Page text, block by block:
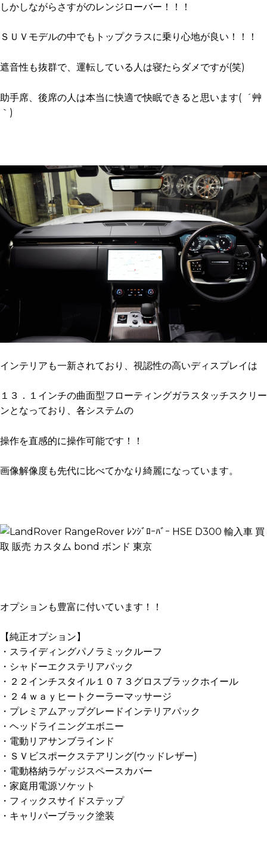
しかしながらさすがのレンジローバー！！！
ＳＵＶモデルの中でもトップクラスに乗り心地が良い！！！
遮音性も抜群で、運転している人は寝たらダメですが(笑)
助手席、後席の人は本当に快適で快眠できると思います( ´艸
｀)
インテリアも一新されており、視認性の高いディスプレイは
１３．１インチの曲面型フローティングガラスタッチスクリー
ンとなっており、各システムの
操作を直感的に操作可能です！！
画像解像度も先代に比べてかなり綺麗になっています。
オプションも豊富に付いています！！
【純正オプション】
・スライディングパノラミックルーフ
・シャドーエクステリアパック
・２２インチスタイル１０７３グロスブラックホイール
・２４ｗａｙヒートクーラーマッサージ
・プレミアムアップグレードインテリアパック
・ヘッドライニングエボニー
・電動リアサンブラインド
・ＳＶビスポークステアリング(ウッドレザー)
・電動格納ラゲッジスペースカバー
・家庭用電源ソケット
・フィックスサイドステップ
・キャリパーブラック塗装